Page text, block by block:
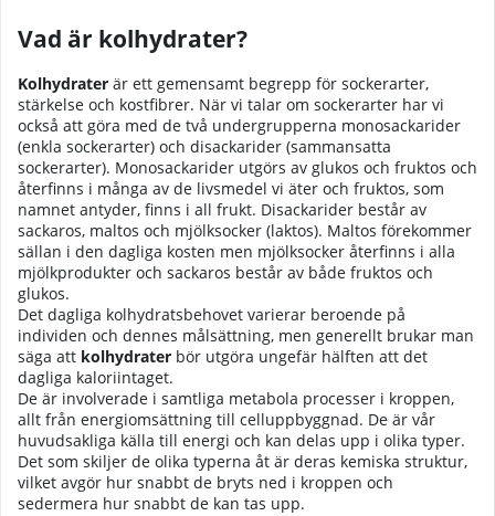
Vad är kolhydrater?
Kolhydrater är ett gemensamt begrepp för sockerarter,
stärkelse och kostfibrer. När vi talar om sockerarter har vi
också att göra med de två undergrupperna monosackarider
(enkla sockerarter) och disackarider (sammansatta
sockerarter). Monosackarider utgörs av glukos och fruktos och
återfinns i många av de livsmedel vi äter och fruktos, som
namnet antyder, finns i all frukt. Disackarider består av
sackaros, maltos och mjölksocker (laktos). Maltos förekommer
sällan i den dagliga kosten men mjölksocker återfinns i alla
mjölkprodukter och sackaros består av både fruktos och
glukos.
Det dagliga kolhydratsbehovet varierar beroende på
individen och dennes målsättning, men generellt brukar man
säga att kolhydrater bör utgöra ungefär hälften att det
dagliga kaloriintaget.
De är involverade i samtliga metabola processer i kroppen,
allt från energiomsättning till celluppbyggnad. De är vår
huvudsakliga källa till energi och kan delas upp i olika typer.
Det som skiljer de olika typerna åt är deras kemiska struktur,
vilket avgör hur snabbt de bryts ned i kroppen och
sedermera hur snabbt de kan tas upp.